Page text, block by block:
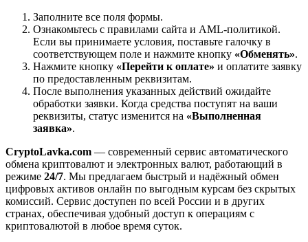
Заполните все поля формы.
Ознакомьтесь с правилами сайта и AML-политикой.
Если вы принимаете условия, поставьте галочку в
соответствующем поле и нажмите кнопку «Обменять».
Нажмите кнопку «Перейти к оплате» и оплатите заявку
по предоставленным реквизитам.
После выполнения указанных действий ожидайте
обработки заявки. Когда средства поступят на ваши
реквизиты, статус изменится на «Выполненная
заявка».
CryptoLavka.com — современный сервис автоматического
обмена криптовалют и электронных валют, работающий в
режиме 24/7. Мы предлагаем быстрый и надёжный обмен
цифровых активов онлайн по выгодным курсам без скрытых
комиссий. Сервис доступен по всей России и в других
странах, обеспечивая удобный доступ к операциям с
криптовалютой в любое время суток.